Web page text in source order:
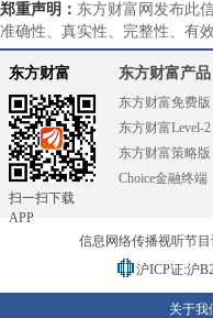
郑重声明： 东方财富网发布此
准确性、真实性、完整性、有
东方财富
扫一扫下载
APP
东方财富产品
东方财富免费版
东方财富Level-2
东方财富策略版
Choice金融终端
信息网络传播视听节目
沪ICP证:沪
关于我